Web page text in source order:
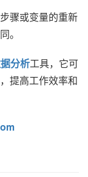
骤或变量的重新
。
分析工具，它可
提高工作效率和